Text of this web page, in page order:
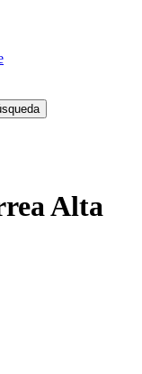
Alta